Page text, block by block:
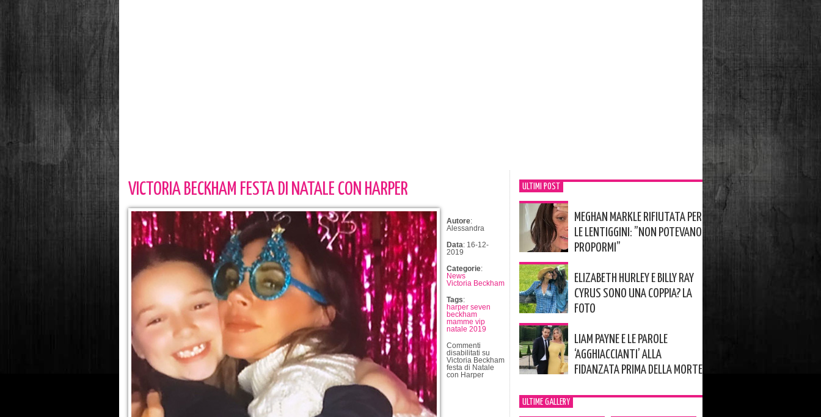
VICTORIA BECKHAM FESTA DI NATALE CON HARPER
Autore:
Alessandra
Data: 16-12-
2019
Categorie:
News
Victoria Beckham
Tags:
harper seven
beckham
mamme vip
natale 2019
Commenti
disabilitati su
Victoria Beckham
festa di Natale
con Harper
ULTIMI POST
MEGHAN MARKLE RIFIUTATA PER
LE LENTIGGINI: ”NON POTEVANO
PROPORMI”
ELIZABETH HURLEY E BILLY RAY
CYRUS SONO UNA COPPIA? LA
FOTO
LIAM PAYNE E LE PAROLE
‘AGGHIACCIANTI’ ALLA
FIDANZATA PRIMA DELLA MORTE
ULTIME GALLERY